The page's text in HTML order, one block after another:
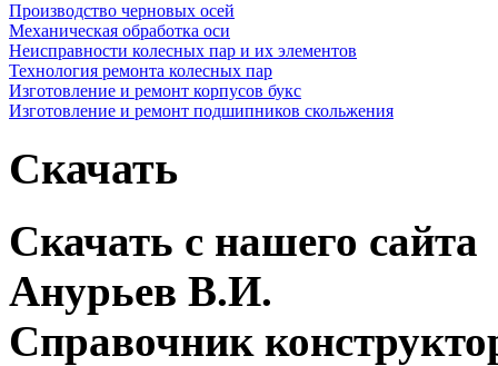
Производство черновых осей
Механическая обработка оси
Неисправности колесных пар и их элементов
Технология ремонта колесных пар
Изготовление и ремонт корпусов букс
Изготовление и ремонт подшипников скольжения
Скачать
Скачать с нашего сайта
Анурьев В.И.
Справочник